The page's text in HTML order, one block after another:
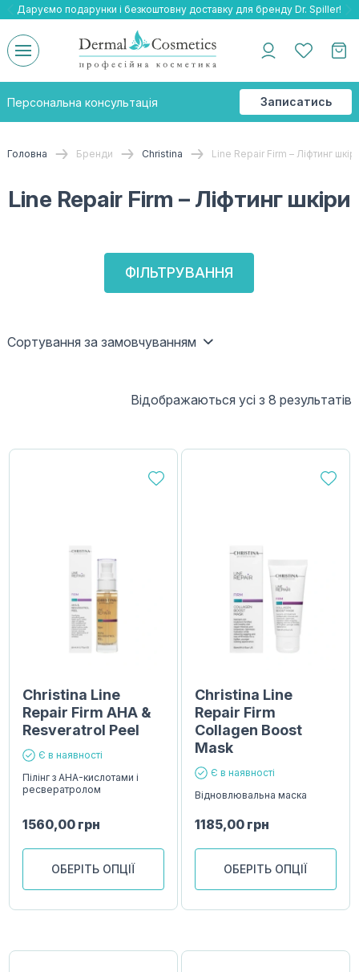
Даруємо безкоштовну доставку та подарнки до бренду Braderm!
-25% на весь бренд HOLY LAND!
Даруємо подарунки і безкоштовну доставку для бренду Dr. Spiller!
Персональна консультація
Записатись
на
Головна Бренди Christina Line Repair Firm – Ліфтинг
Line Repair Firm – Ліфтинг шкіри
ФІЛЬТРУВАННЯ
Сортування за замовчуванням
Відображаються усі з 8 результатів
Christina Line
Repair Firm AHA &
Resveratrol Peel
Є в наявності
Пілінг з AHA-кислотами і
ресвератролом
1560,00 грн
ОБЕРІТЬ ОПЦІЇ
Christina Line
Repair Firm
Collagen Boost
Mask
Є в наявності
Відновлювальна маска
1185,00 грн
ОБЕРІТЬ ОПЦІЇ